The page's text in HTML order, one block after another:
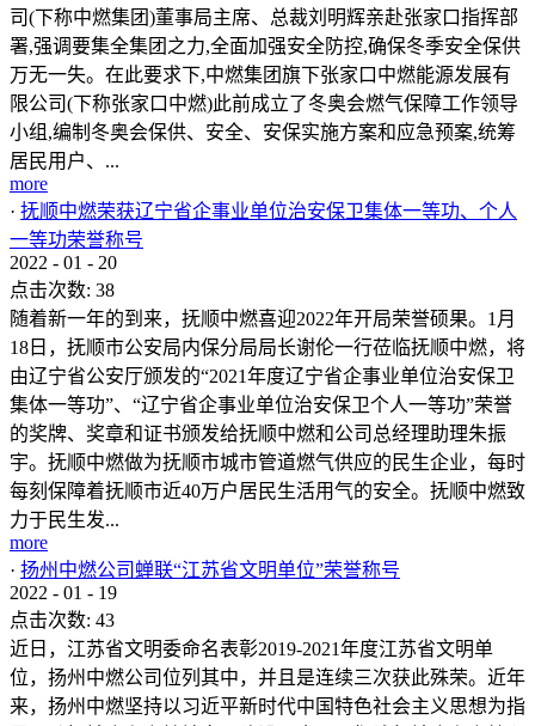
司(下称中燃集团)董事局主席、总裁刘明辉亲赴张家口指挥部
署,强调要集全集团之力,全面加强安全防控,确保冬季安全保供
万无一失。在此要求下,中燃集团旗下张家口中燃能源发展有
限公司(下称张家口中燃)此前成立了冬奥会燃气保障工作领导
小组,编制冬奥会保供、安全、安保实施方案和应急预案,统筹
居民用户、...
more
· 抚顺中燃荣获辽宁省企事业单位治安保卫集体一等功、个人
一等功荣誉称号
2022 - 01 - 20
点击次数: 38
随着新一年的到来，抚顺中燃喜迎2022年开局荣誉硕果。1月
18日，抚顺市公安局内保分局局长谢伦一行莅临抚顺中燃，将
由辽宁省公安厅颁发的“2021年度辽宁省企事业单位治安保卫
集体一等功”、“辽宁省企事业单位治安保卫个人一等功”荣誉
的奖牌、奖章和证书颁发给抚顺中燃和公司总经理助理朱振
宇。抚顺中燃做为抚顺市城市管道燃气供应的民生企业，每时
每刻保障着抚顺市近40万户居民生活用气的安全。抚顺中燃致
力于民生发...
more
· 扬州中燃公司蝉联“江苏省文明单位”荣誉称号
2022 - 01 - 19
点击次数: 43
近日，江苏省文明委命名表彰2019-2021年度江苏省文明单
位，扬州中燃公司位列其中，并且是连续三次获此殊荣。近年
来，扬州中燃坚持以习近平新时代中国特色社会主义思想为指